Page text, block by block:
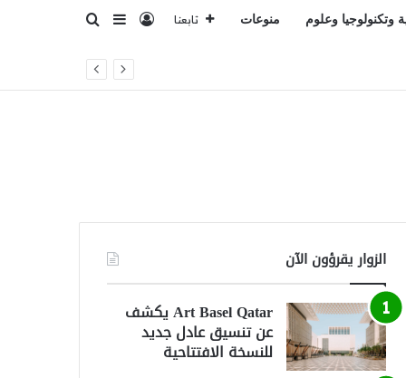
وتكنولوجيا وعلوم منوعات تابعنا تسجيل الدخول
إضافة عمود
بحث عن
الزوار يقرؤون الآن
Art Basel Qatar يكشف
عن تنسيق عادل جديد
للنسخة الافتتاحية